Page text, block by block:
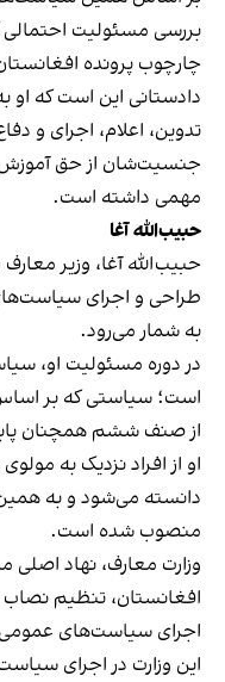
بررسی مسئولیت احتمالی
چارچوب پرونده
دادستانی این است که او
تدوین، اعلام، اجرای و
جنسیت‌شان از حق
مهمی داشته است.
حبیب‌الله آغا
حبیب‌الله آغا، وزیر
طراحی و اجرای
به شمار می‌رود.
در دوره مسئولیت او،
است؛ سیاستی که بر
از صنف ششم همچنان
او از افراد نزدیک به
دانسته می‌شود و به
منصوب شده است.
وزارت معارف، نهاد
افغانستان، تنظیم نصاب
اجرای سیاست‌های
این وزارت در اجرای